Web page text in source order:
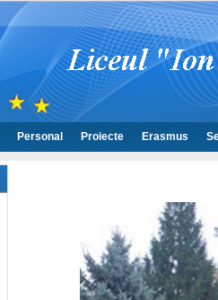
Personal Proiecte Erasmus